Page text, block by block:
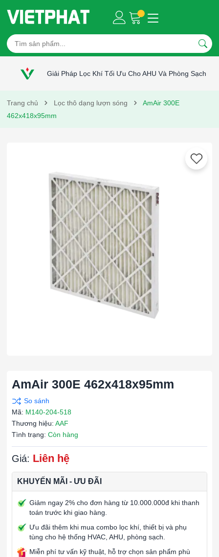
Giải Pháp Lọc Khí Tối Ưu Cho AHU Và Phòng Sạch
Trang chủ Lọc thô dạng lượn sóng
AmAir 300E
462x418x95mm
AmAir 300E 462x418x95mm
Mã: M140-204-518
Thương hiệu: AAF
Tình trạng: Còn hàng
Giá: Liên hệ
KHUYẾN MÃI - ƯU ĐÃI
Giảm ngay 2% cho đơn hàng từ 10.000.000đ khi thanh
toán trước khi giao hàng.
Ưu đãi thêm khi mua combo lọc khí, thiết bị và phụ
tùng cho hệ thống HVAC, AHU, phòng sạch.
Miễn phí tư vấn kỹ thuật, hỗ trợ chọn sản phẩm phù